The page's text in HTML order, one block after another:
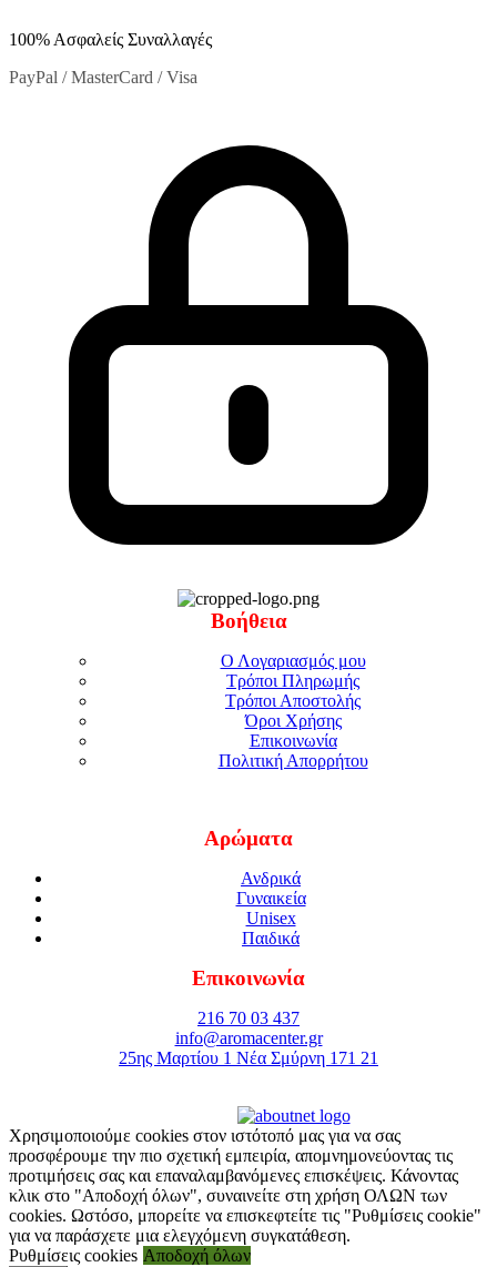
100% Ασφαλείς Συναλλαγές
PayPal / MasterCard / Visa
Βοήθεια
Ο Λογαριασμός μου
Τρόποι Πληρωμής
Τρόποι Αποστολής
Όροι Χρήσης
Επικοινωνία
Πολιτική Απορρήτου
Αρώματα
Ανδρικά
Γυναικεία
Unisex
Παιδικά
Επικοινωνία
216 70 03 437
info@aromacenter.gr
25ης Μαρτίου 1 Νέα Σμύρνη 171 21
Χρησιμοποιούμε cookies στον ιστότοπό μας για να σας
προσφέρουμε την πιο σχετική εμπειρία, απομνημονεύοντας τις
προτιμήσεις σας και επαναλαμβανόμενες επισκέψεις. Κάνοντας
κλικ στο "Αποδοχή όλων", συναινείτε στη χρήση ΟΛΩΝ των
cookies. Ωστόσο, μπορείτε να επισκεφτείτε τις "Ρυθμίσεις cookie"
για να παράσχετε μια ελεγχόμενη συγκατάθεση.
Ρυθμίσεις cookies Αποδοχή όλων